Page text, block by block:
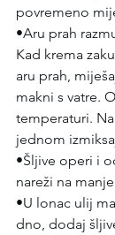
povremeno
•Aru prah
Kad krema
aru prah,
makni s vatre.
temperaturi.
jednom
•Šljive operi i
nareži na
•U lonac ulij
dno, dodaj